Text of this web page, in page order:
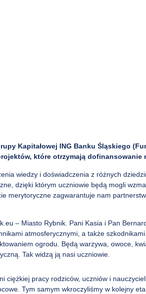
Kapitałowej ING Banku Śląskiego
które otrzymają dofinansowanie
wiedzy i doświadczenia z różnych
dzięki którym uczniowie będą mogli
merytoryczne zagwarantuje nam
– Miasto Rybnik. Pani Kasia i Pan
atmosferycznymi, a także
ogrodu. Będą warzywa, owoce,
Tak widzą ją nasi uczniowie.
ciężkiej pracy rodziców, uczniów i
Tym samym wkroczyliśmy w kolejny